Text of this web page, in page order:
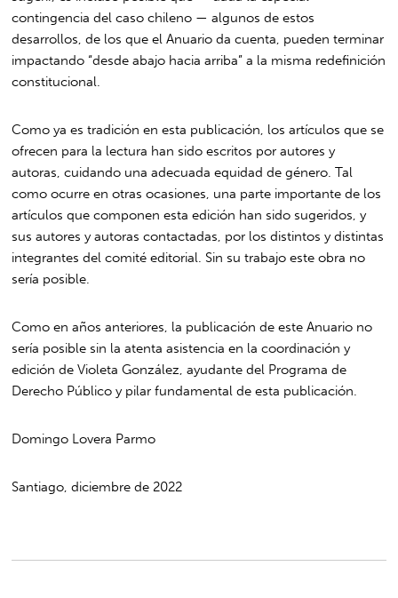
contingencia del caso chileno — algunos de estos
desarrollos, de los que el Anuario da cuenta, pueden terminar
impactando “desde abajo hacia arriba” a la misma redefinición
constitucional.
Como ya es tradición en esta publicación, los artículos que se
ofrecen para la lectura han sido escritos por autores y
autoras, cuidando una adecuada equidad de género. Tal
como ocurre en otras ocasiones, una parte importante de los
artículos que componen esta edición han sido sugeridos, y
sus autores y autoras contactadas, por los distintos y distintas
integrantes del comité editorial. Sin su trabajo este obra no
sería posible.
Como en años anteriores, la publicación de este Anuario no
sería posible sin la atenta asistencia en la coordinación y
edición de Violeta González, ayudante del Programa de
Derecho Público y pilar fundamental de esta publicación.
Domingo Lovera Parmo
Santiago, diciembre de 2022